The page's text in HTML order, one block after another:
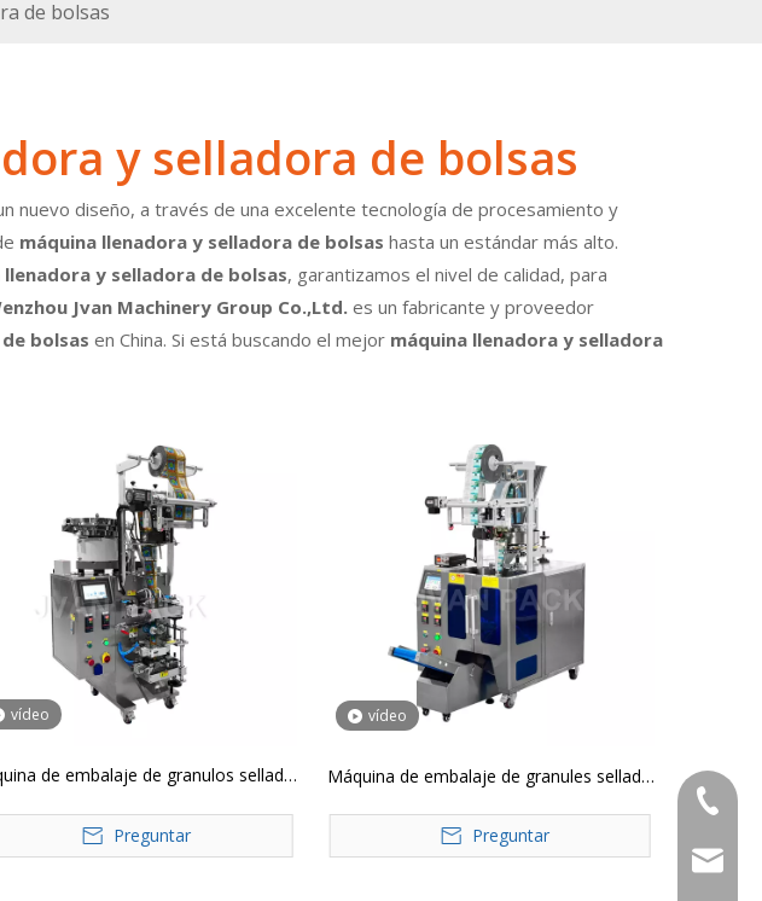
de bolsas
y selladora de bolsas
nuevo diseño, a través de una excelente tecnología de procesamiento y
máquina llenadora y selladora de bolsas hasta un estándar más alto.
llenadora y selladora de bolsas, garantizamos el nivel de calidad, para
Jvan Machinery Group Co.,Ltd. es un fabricante y proveedor
bolsas en China. Si está buscando el mejor máquina llenadora y selladora
vídeo
de embalaje de granulos sellado
Preguntar
vídeo
Máquina de embalaje de granules sellado
Preguntar
+86-